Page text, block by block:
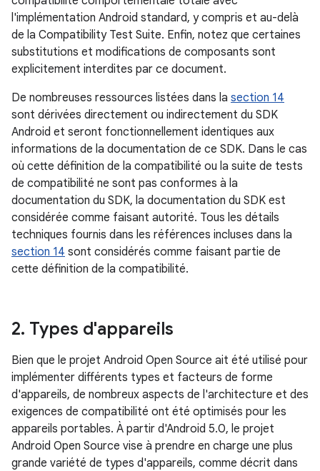
l'implémentation Android standard, y compris et au-delà
de la Compatibility Test Suite. Enfin, notez que certaines
substitutions et modifications de composants sont
explicitement interdites par ce document.
De nombreuses ressources listées dans la section 14
sont dérivées directement ou indirectement du SDK
Android et seront fonctionnellement identiques aux
informations de la documentation de ce SDK. Dans le cas
où cette définition de la compatibilité ou la suite de tests
de compatibilité ne sont pas conformes à la
documentation du SDK, la documentation du SDK est
considérée comme faisant autorité. Tous les détails
techniques fournis dans les références incluses dans la
section 14 sont considérés comme faisant partie de
cette définition de la compatibilité.
2. Types d'appareils
Bien que le projet Android Open Source ait été utilisé pour
implémenter différents types et facteurs de forme
d'appareils, de nombreux aspects de l'architecture et des
exigences de compatibilité ont été optimisés pour les
appareils portables. À partir d'Android 5.0, le projet
Android Open Source vise à prendre en charge une plus
grande variété de types d'appareils, comme décrit dans